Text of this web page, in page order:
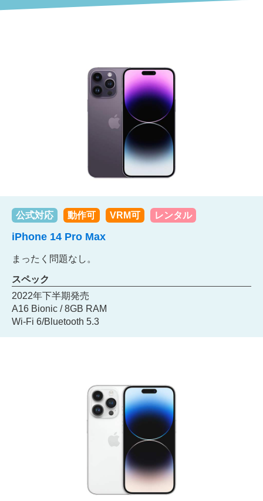
公式対応 動作可 VRM可 レンタル
iPhone 14 Pro Max
まったく問題なし。
スペック
2022年下半期発売
A16 Bionic / 8GB RAM
Wi-Fi 6/Bluetooth 5.3